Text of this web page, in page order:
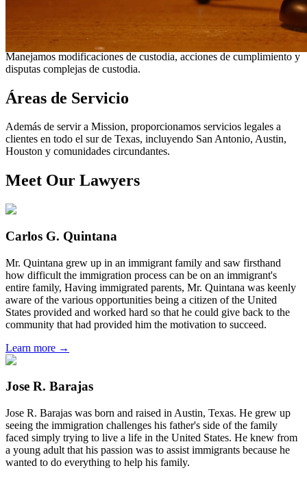
Los asuntos de custodia de menores requieren una consideración
cuidadosa y representación legal experimentada. Nuestros abogados
trabajan en estrecha colaboración con las familias para desarrollar
arreglos de custodia que prioricen el bienestar de los niños.
Manejamos modificaciones de custodia, acciones de cumplimiento y
disputas complejas de custodia.
Áreas de Servicio
Además de servir a Mission, proporcionamos servicios legales a
clientes en todo el sur de Texas, incluyendo San Antonio, Austin,
Houston y comunidades circundantes.
Meet Our Lawyers
Carlos G. Quintana
Mr. Quintana grew up in an immigrant family and saw firsthand
how difficult the immigration process can be on an immigrant's
entire family, Having immigrated parents, Mr. Quintana was keenly
aware of the various opportunities being a citizen of the United
States provided and worked hard so that he could give back to the
community that had provided him the motivation to succeed.
Learn more →
Jose R. Barajas
Jose R. Barajas was born and raised in Austin, Texas. He grew up
seeing the immigration challenges his father's side of the family
faced simply trying to live a life in the United States. He knew from
a young adult that his passion was to assist immigrants because he
wanted to do everything to help his family.